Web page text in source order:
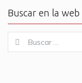
Buscar en la web
for:
Buscar